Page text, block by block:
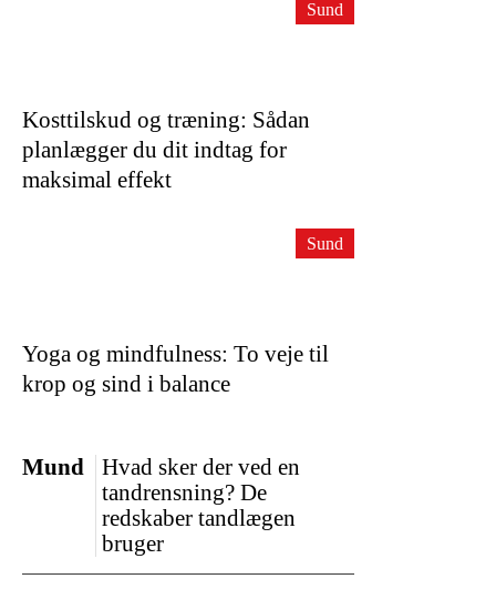
Kosttilskud og træning: Sådan
planlægger du dit indtag for
maksimal effekt
Sund
Yoga og mindfulness: To veje til
krop og sind i balance
Sund
Hvad sker der ved en
tandrensning? De
redskaber tandlægen
bruger
Mund